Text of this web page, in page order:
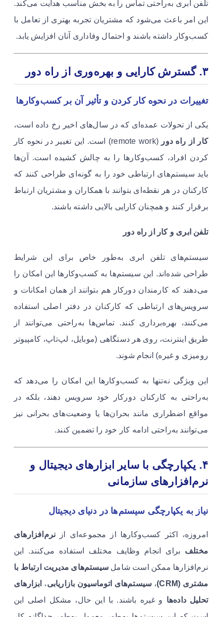
تلفن ابری به‌راحتی تماس را به بخش مناسب هدایت می‌کند.
این امر باعث می‌شود که مشتریان تجربه بهتری از تعامل با
کسب‌وکار داشته باشند و احتمال وفاداری آنان افزایش یابد.
۳. گسترش کارایی و بهره‌وری از راه دور
تغییرات در نحوه کار کردن و تأثیر آن بر کسب‌وکارها
یکی از تحولات عمده‌ای که در سال‌های اخیر رخ داده است،
کار از راه دور
(remote work) است. این تغییر در نحوه کار
کردن افراد، کسب‌وکارها را به چالش کشیده است. آن‌ها
باید سیستم‌های ارتباطی خود را به گونه‌ای طراحی کنند که
کارکنان در هر نقطه‌ای بتوانند با همکاران و مشتریان ارتباط
برقرار کنند و همچنان کارایی بالایی داشته باشند.
تلفن ابری و کار از راه دور
سیستم‌های تلفن ابری به‌طور خاص برای این شرایط
طراحی شده‌اند. این سیستم‌ها به کسب‌وکارها این امکان را
می‌دهند که کارمندان دورکار هم بتوانند از همان امکانات و
سرویس‌های ارتباطی که کارکنان در دفتر اصلی استفاده
می‌کنند، بهره‌برداری کنند. تماس‌ها به‌راحتی می‌توانند از
طریق اینترنت، روی هر دستگاهی (موبایل، لپ‌تاپ، کامپیوتر
رومیزی و غیره) انجام شوند.
این ویژگی نه‌تنها به کسب‌وکارها این امکان را می‌دهد که
به‌راحتی به کارکنان دورکار خود سرویس دهند، بلکه در
مواقع اضطراری مانند بحران‌ها یا وضعیت‌های بحرانی نیز
می‌توانند به‌راحتی ادامه کار خود را تضمین کنند.
۴. یکپارچگی با سایر ابزارهای دیجیتال و
نرم‌افزارهای سازمانی
نیاز به یکپارچگی سیستم‌ها در دنیای دیجیتال
امروزه، اکثر کسب‌وکارها از مجموعه‌ای از نرم‌افزارهای
مختلف برای انجام وظایف مختلف استفاده می‌کنند. این
نرم‌افزارها ممکن است شامل سیستم‌های مدیریت ارتباط با
مشتری (CRM) ، سیستم‌های اتوماسیون بازاریابی، ابزارهای
تحلیل داده‌ها و غیره باشند. با این حال، مشکل اصلی این